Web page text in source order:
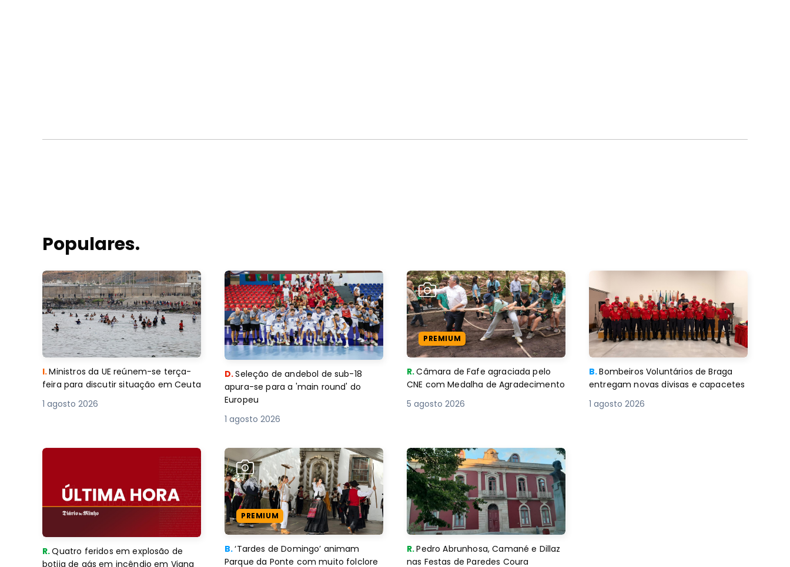
Populares.
I.Ministros da UE reúnem-se terça-
feira para discutir situação em Ceuta
1 agosto 2026
D.Seleção de andebol de sub-18
apura-se para a 'main round' do
Europeu
1 agosto 2026
PREMIUM
R.Câmara de Fafe agraciada pelo
CNE com Medalha de Agradecimento
5 agosto 2026
B.Bombeiros Voluntários de Braga
entregam novas divisas e capacetes
1 agosto 2026
R.Quatro feridos em explosão de
botija de gás em incêndio em Viana
PREMIUM
B.‘Tardes de Domingo’ animam
Parque da Ponte com muito folclore
R.Pedro Abrunhosa, Camané e Dillaz
nas Festas de Paredes Coura